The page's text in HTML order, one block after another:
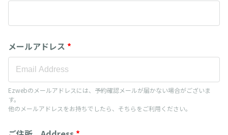
メールアドレス *
Ezwebのメールアドレスには、予約確認メールが届かない場合がございま
す。
他のメールアドレスをお持ちでしたら、そちらをご利用ください。